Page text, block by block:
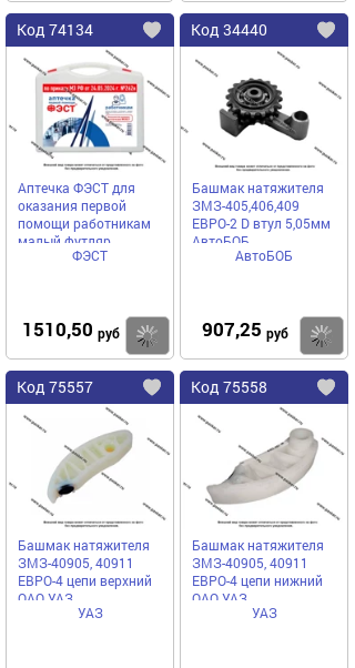
Код 74134
Добавить
избранное
Аптечка ФЭСТ для
оказания первой
помощи работникам
малый футляр
ФЭСТ
1510,50 руб Купить
Код 34440
Башмак натяжителя
ЗМЗ-405,406,409
ЕВРО-2 D втул 5,05мм
АвтоБОБ
АвтоБОБ
907,25 руб
Код 75557
Добавить
избранное
Башмак натяжителя
ЗМЗ-40905, 40911
ЕВРО-4 цепи верхний
ОАО УАЗ
УАЗ
Код 75558
Башмак натяжителя
ЗМЗ-40905, 40911
ЕВРО-4 цепи нижний
ОАО УАЗ
УАЗ